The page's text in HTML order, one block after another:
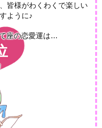
皆様がわくわくで楽しい
ように♪
座の恋愛運は…